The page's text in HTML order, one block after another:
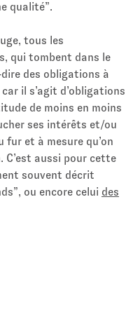
qualité”.
tous les
qui tombent dans le
dire des obligations à
il s’agit d’obligations
de moins en moins
ses intérêts et/ou
fur et à mesure qu’on
C’est aussi pour cette
souvent décrit
ou encore celui des